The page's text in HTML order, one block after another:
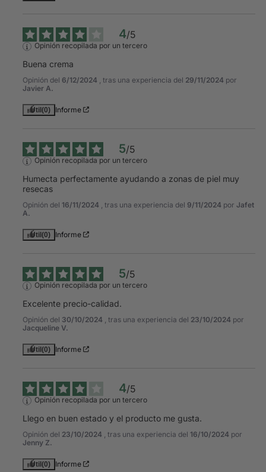
4/5
Opinión recopilada por un tercero
Buena crema
Opinión del 6/12/2024 , tras una experiencia del 29/11/2024 por
Javier A.
Útil (0) Informe
5/5
Opinión recopilada por un tercero
Humecta perfectamente ayudando a zonas de piel muy
resecas
Opinión del 16/11/2024 , tras una experiencia del 9/11/2024 por Jafet
A.
Útil (0) Informe
5/5
Opinión recopilada por un tercero
Excelente precio-calidad.
Opinión del 30/10/2024 , tras una experiencia del 23/10/2024 por
Jacqueline V.
Útil (0) Informe
4/5
Opinión recopilada por un tercero
Llego en buen estado y el producto me gusta.
Opinión del 23/10/2024 , tras una experiencia del 16/10/2024 por
Jenny Z.
Útil (0) Informe